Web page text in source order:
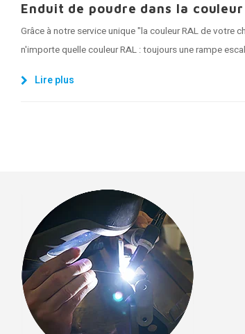
Enduit de poudre dans la
Grâce à notre service unique "la couleur RAL de
n'importe quelle couleur RAL : toujours une rampe
Lire plus